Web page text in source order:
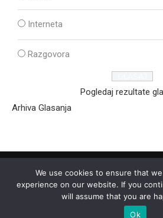
Interneta
Razgovora
Pogledaj rezultate
Arhiva Glasanja
2025 - © - Ozon Media
We use cookies to ensure that
experience on our website. If you
will assume that you are
Ok